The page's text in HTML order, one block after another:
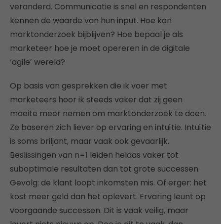
veranderd. Communicatie is snel en respondenten
kennen de waarde van hun input. Hoe kan
marktonderzoek bijblijven? Hoe bepaal je als
marketeer hoe je moet opereren in de digitale
‘agile’ wereld?
Op basis van gesprekken die ik voer met
marketeers hoor ik steeds vaker dat zij geen
moeite meer nemen om marktonderzoek te doen.
Ze baseren zich liever op ervaring en intuïtie. Intuïtie
is soms briljant, maar vaak ook gevaarlijk.
Beslissingen van n=1 leiden helaas vaker tot
suboptimale resultaten dan tot grote successen.
Gevolg: de klant loopt inkomsten mis. Of erger: het
kost meer geld dan het oplevert. Ervaring leunt op
voorgaande successen. Dit is vaak veilig, maar